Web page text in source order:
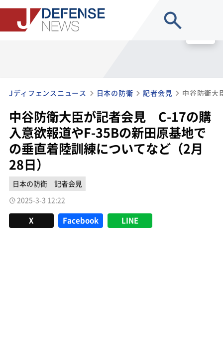
Jディフェンスニュース 日本の防衛 記者会見
中谷防衛大臣が記者会見 C-17の購
入意欲報道やF-35Bの新田原基地で
の垂直着陸訓練についてなど（2月
28日）
日本の防衛
記者会見
2025-3-3 12:22
X Facebook LINE